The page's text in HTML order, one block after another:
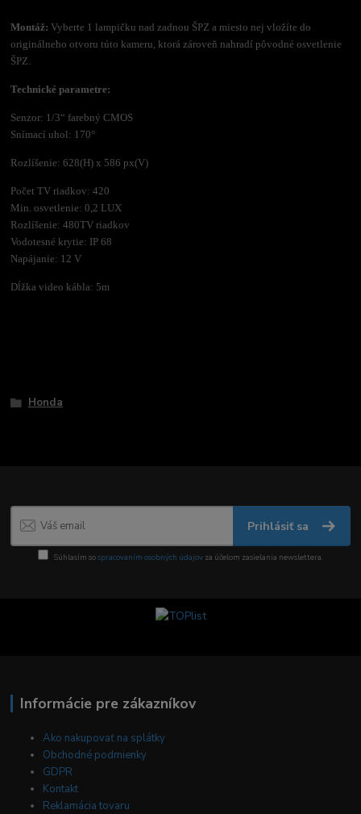
Montáž:Vyberte 1 lampičku nad zadnou ŠPZ a miesto nej vložíte do
originálneho otvoru túto kameru, ktorá zároveň nahradí pôvodné osvetlenie
ŠPZ.
Technické parametre:
Senzor: 1/3“ farebný CMOS
Snímací uhol: 170°
Rozlíšenie: 628(H) x 586 px(V)
Počet TV riadkov: 420
Min. osvetlenie: 0,2 LUX
Rozlíšenie: 480TV riadkov
Vodotesné krytie: IP 68
Napájanie: 12 V
Dĺžka video kábla: 5m
Honda
Prihlásiť sa
Súhlasím sospracovaním osobných údajov za účelom zasielania newslettera.
Informácie pre zákazníkov
Ako nakupovať na splátky
Obchodné podmienky
GDPR
Kontakt
Reklamácia tovaru